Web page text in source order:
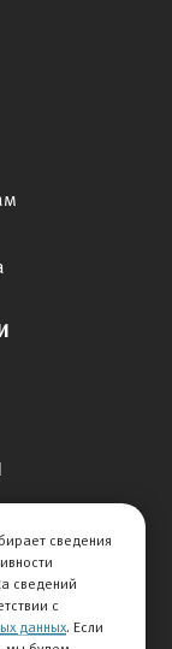
сведения
сведений
с
данных. Если